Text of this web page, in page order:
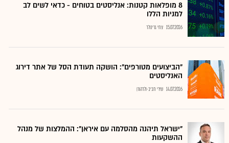
8 מופלאות קטנות: אנליסטים בטוחים - כדאי לשים לב
למניות הללו
15.07.2026 צחי גרינולד
"הביצועים מטורפים": הושקה תעודת הסל של אתר דירוג
האנליסטים
14.07.2026 שירי חביב-ולדהורן
"ישראל תיהנה מהסלמה עם איראן": ההמלצות של מנהל
ההשקעות